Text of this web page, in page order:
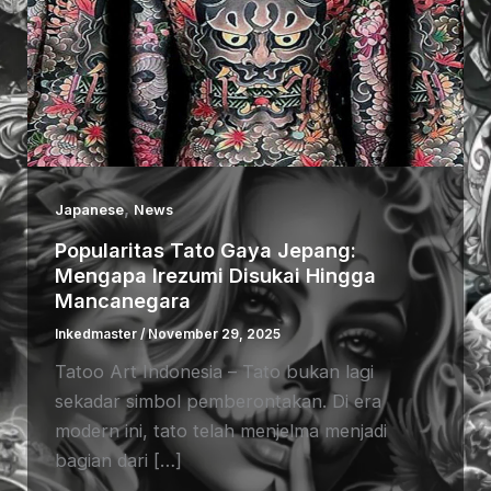
Japanese,News
Popularitas Tato Gaya Jepang:
Mengapa Irezumi Disukai Hingga
Mancanegara
Inkedmaster /November 29, 2025
Tatoo Art Indonesia – Tato bukan lagi
sekadar simbol pemberontakan. Di era
modern ini, tato telah menjelma menjadi
bagian dari […]